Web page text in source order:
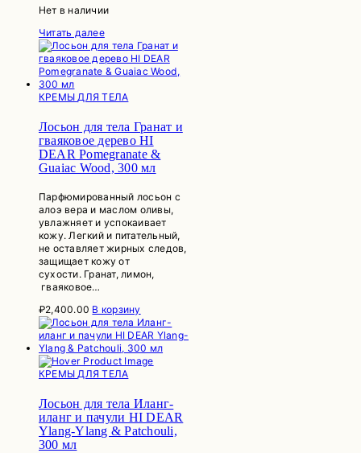
Нет в наличии
Читать далее
КРЕМЫ ДЛЯ ТЕЛА
Лосьон для тела Гранат и
гваяковое дерево HI
DEAR Pomegranate &
Guaiac Wood, 300 мл
Парфюмированный лосьон с
алоэ вера и маслом оливы,
увлажняет и успокаивает
кожу. Легкий и питательный,
не оставляет жирных следов,
защищает кожу от
сухости. Гранат, лимон,
гваяковое…
₽2,400.00 В корзину
КРЕМЫ ДЛЯ ТЕЛА
Лосьон для тела Иланг-
иланг и пачули HI DEAR
Ylang-Ylang & Patchouli,
300 мл